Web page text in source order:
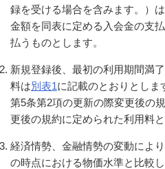
録を受ける場合を含みます。）
金額を同表に定める入会金の支
払うものとします。
新規登録後、最初の利用期間満
料は別表1に記載のとおりとしま
第5条第2項の更新の際変更後の
更後の規約に定められた利用料と
経済情勢、金融情勢の変動によ
の時点における物価水準と比較